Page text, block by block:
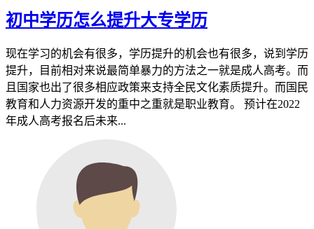
初中学历怎么提升大专学历
现在学习的机会有很多，学历提升的机会也有很多，说到学历
提升，目前相对来说最简单暴力的方法之一就是成人高考。而
且国家也出了很多相应政策来支持全民文化素质提升。而国民
教育和人力资源开发的重中之重就是职业教育。 预计在2022
年成人高考报名后未来...